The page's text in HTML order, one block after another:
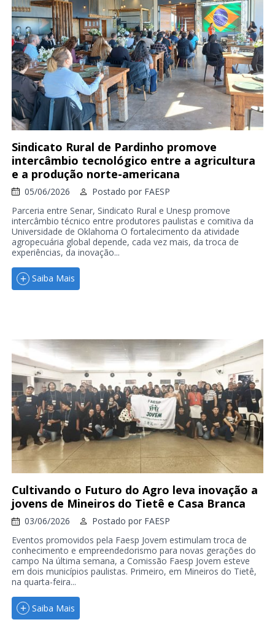
Sindicato Rural de Pardinho promove
intercâmbio tecnológico entre a agricultura
e a produção norte-americana
05/06/2026 Postado por FAESP
Parceria entre Senar, Sindicato Rural e Unesp promove
intercâmbio técnico entre produtores paulistas e comitiva da
Universidade de Oklahoma O fortalecimento da atividade
agropecuária global depende, cada vez mais, da troca de
experiências, da inovação...
Saiba Mais
Cultivando o Futuro do Agro leva inovação a
jovens de Mineiros do Tietê e Casa Branca
03/06/2026 Postado por FAESP
Eventos promovidos pela Faesp Jovem estimulam troca de
conhecimento e empreendedorismo para novas gerações do
campo Na última semana, a Comissão Faesp Jovem esteve
em dois municípios paulistas. Primeiro, em Mineiros do Tietê,
na quarta-feira...
Saiba Mais